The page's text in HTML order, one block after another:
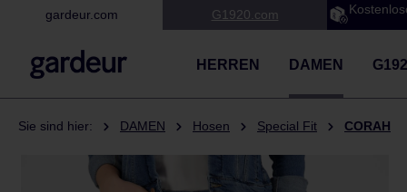
Hauptinhalt springen
Zur Suche springen
Zur Hauptnavigation springen
gardeur.com G1920.com
HERREN DAMEN
Sie sind hier: DAMEN Hosen Special Fit CORAH